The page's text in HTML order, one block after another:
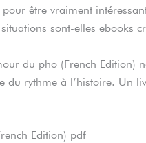
être vraiment
sont-elles ebooks
du pho (French Edition)
du rythme à l’histoire. Un
Edition) pdf